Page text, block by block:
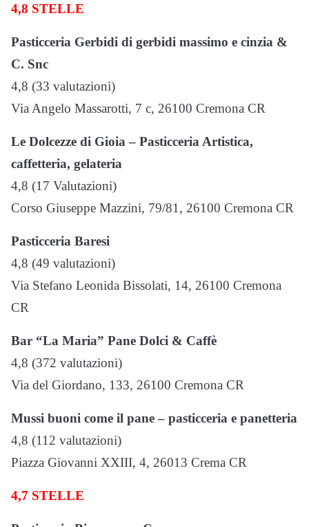
4,8 STELLE
Pasticceria Gerbidi di gerbidi massimo e cinzia &
C. Snc
4,8 (33 valutazioni)
Via Angelo Massarotti, 7 c, 26100 Cremona CR
Le Dolcezze di Gioia – Pasticceria Artistica,
caffetteria, gelateria
4,8 (17 Valutazioni)
Corso Giuseppe Mazzini, 79/81, 26100 Cremona CR
Pasticceria Baresi
4,8 (49 valutazioni)
Via Stefano Leonida Bissolati, 14, 26100 Cremona
CR
Bar “La Maria” Pane Dolci & Caffè
4,8 (372 valutazioni)
Via del Giordano, 133, 26100 Cremona CR
Mussi buoni come il pane – pasticceria e panetteria
4,8 (112 valutazioni)
Piazza Giovanni XXIII, 4, 26013 Crema CR
4,7 STELLE